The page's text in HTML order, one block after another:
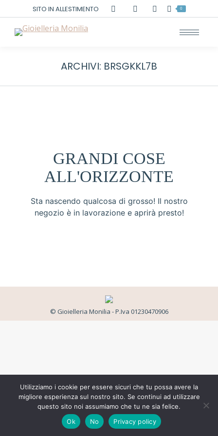
SITO IN ALLESTIMENTO Cerca: 0
ARCHIVI: BRSGKKL7B
GRANDI COSE
ALL'ORIZZONTE
Sta nascendo qualcosa di grosso! Il nostro
negozio è in lavorazione e aprirà presto!
© Gioielleria Monilia - P.Iva 01230470906
Utilizziamo i cookie per essere sicuri che tu possa avere la
migliore esperienza sul nostro sito. Se continui ad utilizzare
questo sito noi assumiamo che tu ne sia felice.
Ok
No Privacy policy